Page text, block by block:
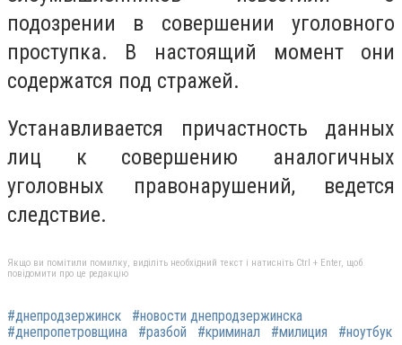
подозрении в совершении уголовного
проступка. В настоящий момент они
содержатся под стражей.
Устанавливается причастность данных
лиц к совершению аналогичных
уголовных правонарушений, ведется
следствие.
Якщо ви помітили помилку, виділіть необхідний текст і натисніть Ctrl + Enter, щоб
повідомити про це редакцію
#днепродзержинск
#новости днепродзержинска
#днепропетровщина
#разбой #криминал #милиция #ноутбук